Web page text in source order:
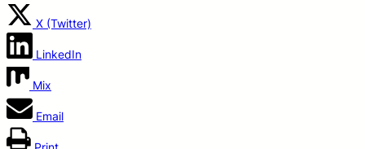
X (Twitter)
LinkedIn
Mix
Email